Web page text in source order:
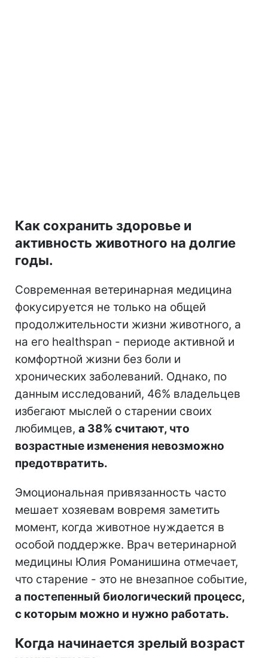
Как сохранить здоровье и
активность животного на долгие
годы.
Современная ветеринарная медицина
фокусируется не только на общей
продолжительности жизни животного, а
на его healthspan - периоде активной и
комфортной жизни без боли и
хронических заболеваний. Однако, по
данным исследований, 46% владельцев
избегают мыслей о старении своих
любимцев, а 38% считают, что
возрастные изменения невозможно
предотвратить.
Эмоциональная привязанность часто
мешает хозяевам вовремя заметить
момент, когда животное нуждается в
особой поддержке. Врач ветеринарной
медицины Юлия Романишина отмечает,
что старение - это не внезапное событие,
а постепенный биологический процесс,
с которым можно и нужно работать.
Когда начинается зрелый возраст